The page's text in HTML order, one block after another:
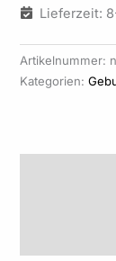
Lieferzeit:
Artikelnummer:
Kategorien: